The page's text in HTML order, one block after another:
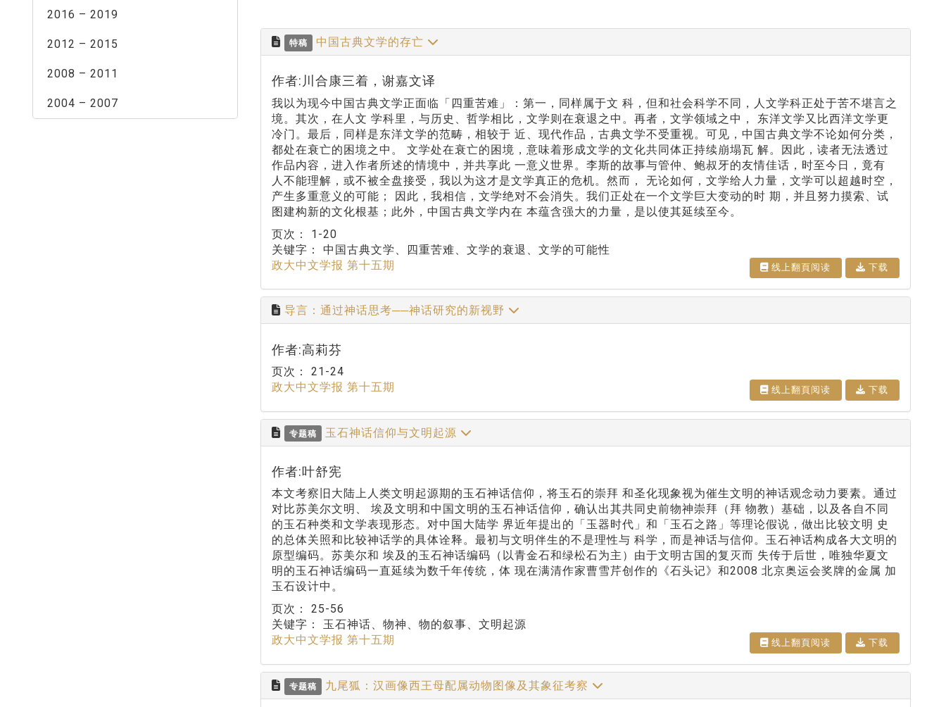
2016 – 2019
2012 – 2015
2008 – 2011
2004 – 2007
特稿 中国古典文学的存亡
作者:川合康三着，谢嘉文译
我以为现今中国古典文学正面临「四重苦难」：第一，同样属于文 科，但和社会科学不同，人文学科正处于苦不堪言之
境。其次，在人文 学科里，与历史、哲学相比，文学则在衰退之中。再者，文学领域之中， 东洋文学又比西洋文学更
冷门。最后，同样是东洋文学的范畴，相较于 近、现代作品，古典文学不受重视。可见，中国古典文学不论如何分类，
都处在衰亡的困境之中。 文学处在衰亡的困境，意味着形成文学的文化共同体正持续崩塌瓦 解。因此，读者无法透过
作品内容，进入作者所述的情境中，并共享此 一意义世界。李斯的故事与管仲、鲍叔牙的友情佳话，时至今日，竟有
人不能理解，或不被全盘接受，我以为这才是文学真正的危机。然而， 无论如何，文学给人力量，文学可以超越时空，
产生多重意义的可能； 因此，我相信，文学绝对不会消失。我们正处在一个文学巨大变动的时 期，并且努力摸索、试
图建构新的文化根基；此外，中国古典文学内在 本蕴含强大的力量，是以使其延续至今。
页次： 1-20
关键字： 中国古典文学、四重苦难、文学的衰退、文学的可能性
政大中文学报 第十五期
线上翻⾴阅读 下载
导言：通过神话思考──神话研究的新视野
作者:高莉芬
页次： 21-24
政大中文学报 第十五期
线上翻⾴阅读 下载
专题稿 玉石神话信仰与文明起源
作者:叶舒宪
本文考察旧大陆上人类文明起源期的玉石神话信仰，将玉石的崇拜 和圣化现象视为催生文明的神话观念动力要素。通过
对比苏美尔文明、 埃及文明和中国文明的玉石神话信仰，确认出其共同史前物神崇拜（拜 物教）基础，以及各自不同
的玉石种类和文学表现形态。对中国大陆学 界近年提出的「玉器时代」和「玉石之路」等理论假说，做出比较文明 史
的总体关照和比较神话学的具体诠释。最初与文明伴生的不是理性与 科学，而是神话与信仰。玉石神话构成各大文明的
原型编码。苏美尔和 埃及的玉石神话编码（以青金石和绿松石为主）由于文明古国的复灭而 失传于后世，唯独华夏文
明的玉石神话编码一直延续为数千年传统，体 现在满清作家曹雪芹创作的《石头记》和2008 北京奥运会奖牌的金属 加
玉石设计中。
页次： 25-56
关键字： 玉石神话、物神、物的叙事、文明起源
政大中文学报 第十五期
线上翻⾴阅读 下载
专题稿 九尾狐：汉画像西王母配属动物图像及其象征考察